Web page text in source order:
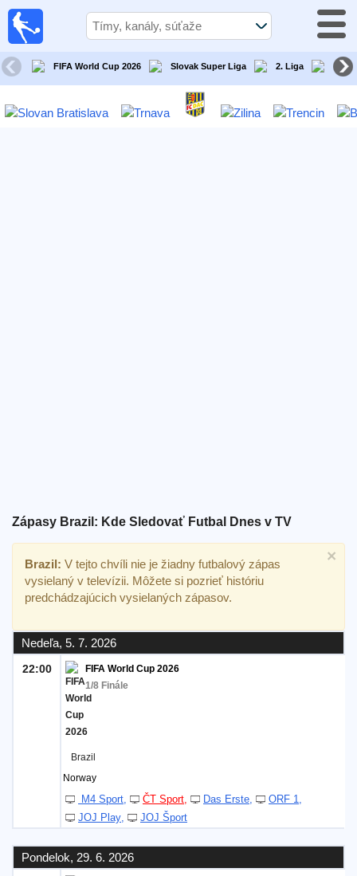
FIFA World Cup 2026 Slovak Super Liga 2. Liga
Zápasy Brazil: Kde Sledovať Futbal Dnes v TV
×
Brazil: V tejto chvíli nie je žiadny futbalový zápas
vysielaný v televízii. Môžete si pozrieť históriu
predchádzajúcich vysielaných zápasov.
Nedeľa, 5. 7. 2026
22:00
FIFA World Cup 2026
1/8 Finále
Brazil
Norway
M4 Sport ČT Sport Das Erste
ORF 1
JOJ Play
JOJ Šport
Pondelok, 29. 6. 2026
Futbal
Televízny
sprievodca